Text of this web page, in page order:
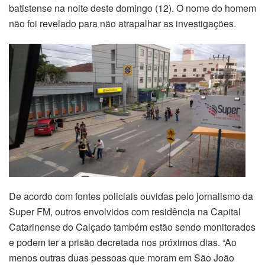
batistense na noite deste domingo (12). O nome do homem
não foi revelado para não atrapalhar as investigações.
De acordo com fontes policiais ouvidas pelo jornalismo da
Super FM, outros envolvidos com residência na Capital
Catarinense do Calçado também estão sendo monitorados
e podem ter a prisão decretada nos próximos dias. “Ao
menos outras duas pessoas que moram em São João